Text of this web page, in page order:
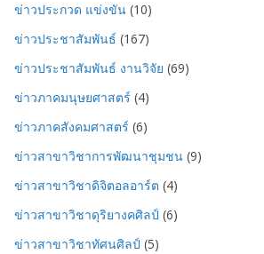
ข่าวประกวด แข่งขัน (10)
ข่าวประชาสัมพันธ์ (167)
ข่าวประชาสัมพันธ์ งานวิจัย (69)
ข่าวภาคมนุษยศาสตร์ (4)
ข่าวภาคสังคมศาสตร์ (6)
ข่าวสาขาวิชาการพัฒนาชุมชน (9)
ข่าวสาขาวิชาดิจิตอลอาร์ต (4)
ข่าวสาขาวิชาดุริยางคศิลป์ (6)
ข่าวสาขาวิชาทัศนศิลป์ (5)